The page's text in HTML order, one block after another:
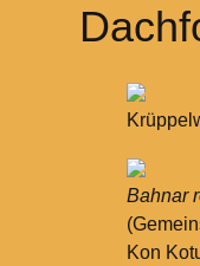
Bahnar
Kon